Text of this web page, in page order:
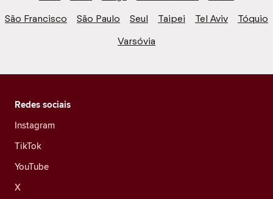
São Francisco
São Paulo Seul Taipei Tel Aviv
Tóquio
Varsóvia
Redes sociais
Instagram
TikTok
YouTube
X